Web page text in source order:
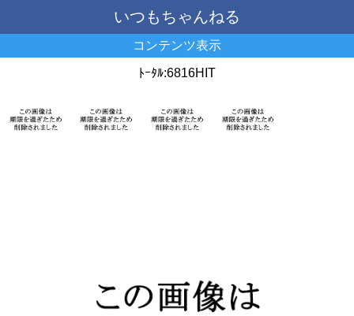
いつもちゃんねる
コンテンツ表示
ﾄｰﾀﾙ:6816HIT